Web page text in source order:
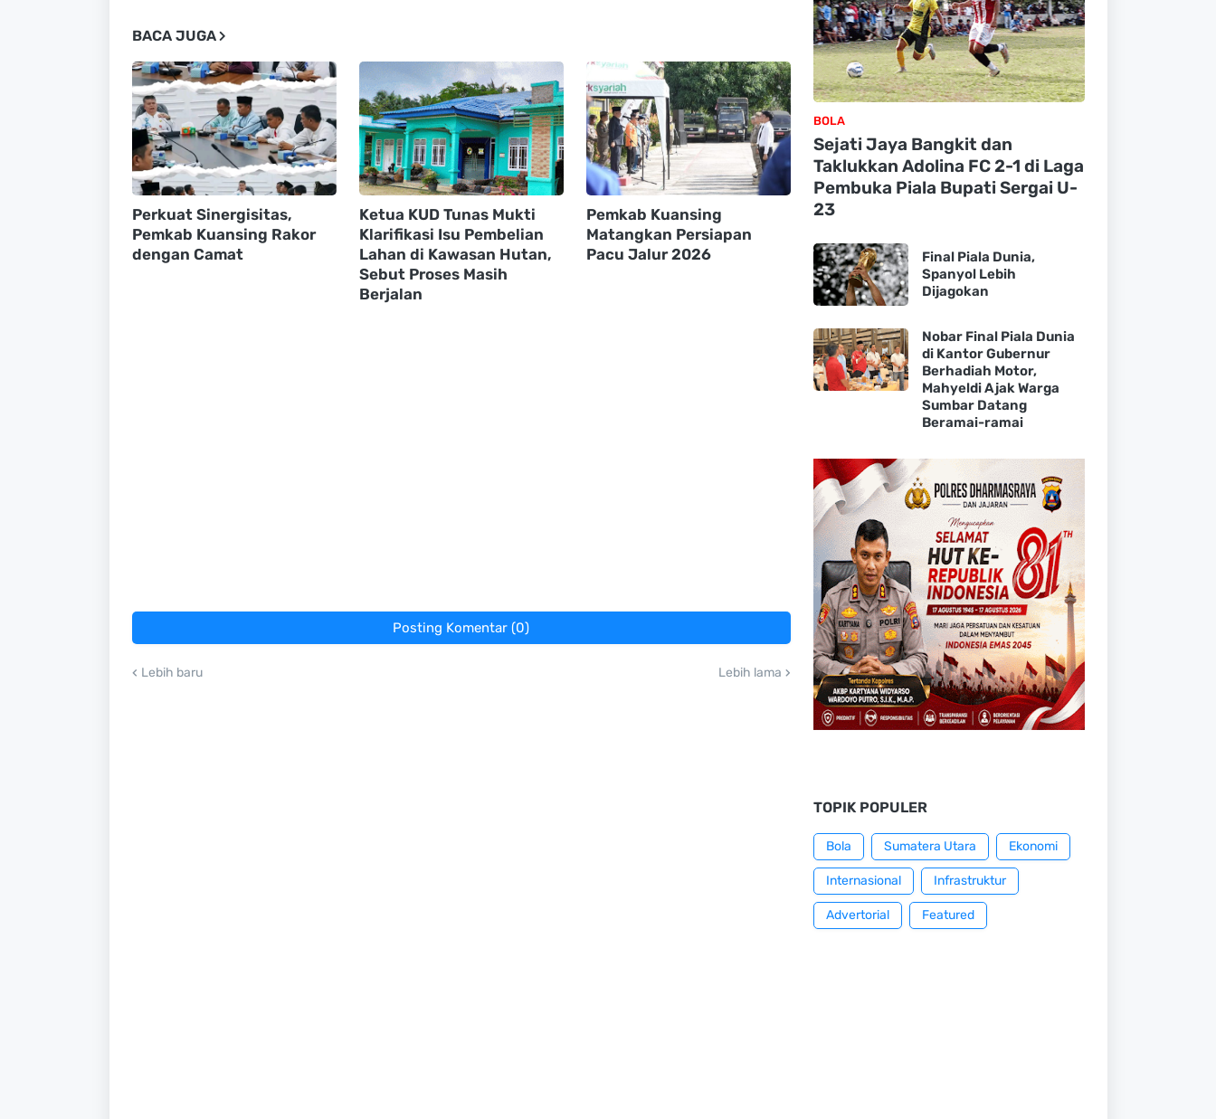
BACA JUGA
Perkuat Sinergisitas,
Pemkab Kuansing Rakor
dengan Camat
Ketua KUD Tunas Mukti
Klarifikasi Isu Pembelian
Lahan di Kawasan Hutan,
Sebut Proses Masih
Berjalan
Pemkab Kuansing
Matangkan Persiapan
Pacu Jalur 2026
Posting Komentar (0)
Lebih baru Lebih lama
BOLA
Sejati Jaya Bangkit dan
Taklukkan Adolina FC 2-1 di Laga
Pembuka Piala Bupati Sergai U-
23
Final Piala Dunia,
Spanyol Lebih
Dijagokan
Nobar Final Piala Dunia
di Kantor Gubernur
Berhadiah Motor,
Mahyeldi Ajak Warga
Sumbar Datang
Beramai-ramai
TOPIK POPULER
Bola Sumatera Utara Ekonomi
Internasional Infrastruktur
Advertorial Featured